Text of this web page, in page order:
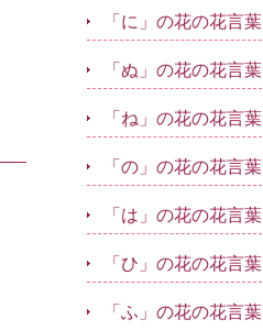
「に」の花の花言葉
「ぬ」の花の花言葉
「ね」の花の花言葉
「の」の花の花言葉
「は」の花の花言葉
「ひ」の花の花言葉
「ふ」の花の花言葉